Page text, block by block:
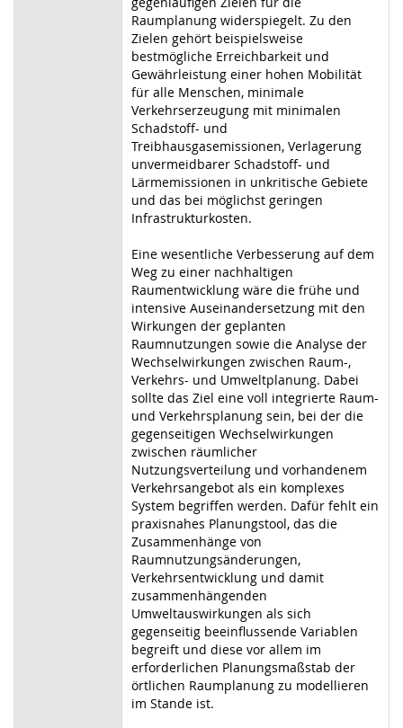
Raumplanung widerspiegelt. Zu den
Zielen gehört beispielsweise
bestmögliche Erreichbarkeit und
Gewährleistung einer hohen Mobilität
für alle Menschen, minimale
Verkehrserzeugung mit minimalen
Schadstoff- und
Treibhausgasemissionen, Verlagerung
unvermeidbarer Schadstoff- und
Lärmemissionen in unkritische Gebiete
und das bei möglichst geringen
Infrastrukturkosten.
Eine wesentliche Verbesserung auf dem
Weg zu einer nachhaltigen
Raumentwicklung wäre die frühe und
intensive Auseinandersetzung mit den
Wirkungen der geplanten
Raumnutzungen sowie die Analyse der
Wechselwirkungen zwischen Raum-,
Verkehrs- und Umweltplanung. Dabei
sollte das Ziel eine voll integrierte Raum-
und Verkehrsplanung sein, bei der die
gegenseitigen Wechselwirkungen
zwischen räumlicher
Nutzungsverteilung und vorhandenem
Verkehrsangebot als ein komplexes
System begriffen werden. Dafür fehlt ein
praxisnahes Planungstool, das die
Zusammenhänge von
Raumnutzungsänderungen,
Verkehrsentwicklung und damit
zusammenhängenden
Umweltauswirkungen als sich
gegenseitig beeinflussende Variablen
begreift und diese vor allem im
erforderlichen Planungsmaßstab der
örtlichen Raumplanung zu modellieren
im Stande ist.